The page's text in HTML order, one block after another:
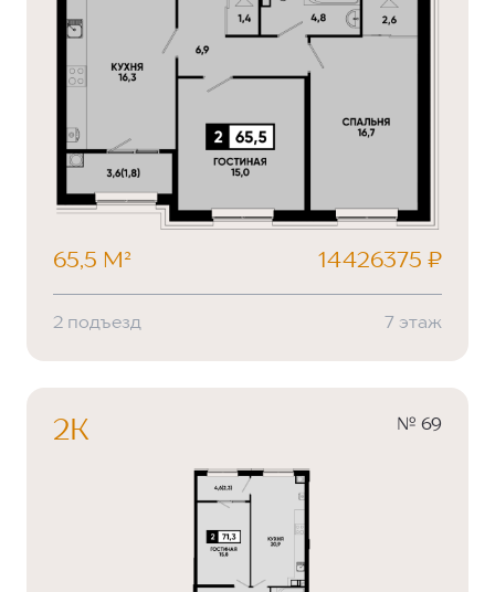
65,5 М² 14426375 ₽
2 подъезд 7 этаж
2К № 69